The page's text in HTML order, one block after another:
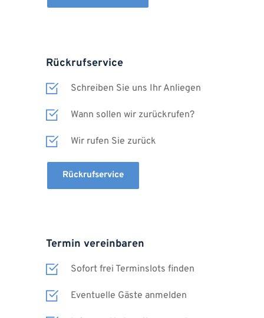
Rückrufservice
Schreiben Sie uns Ihr Anliegen
Wann sollen wir zurückrufen?
Wir rufen Sie zurück
Rückrufservice
Termin vereinbaren
Sofort frei Terminslots finden
Eventuelle Gäste anmelden